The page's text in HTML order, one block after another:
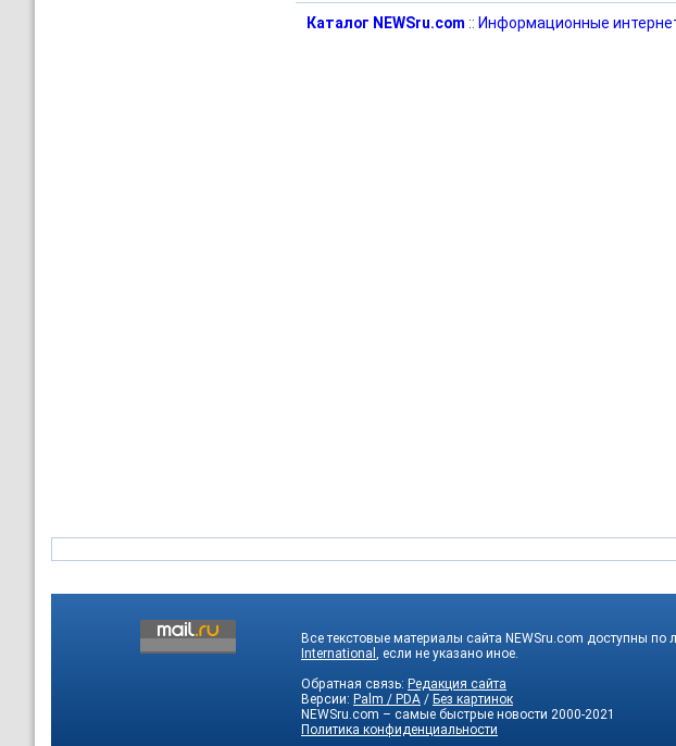
Каталог NEWSru.com :: Информационные
Все текстовые материалы сайта NEWSru.com доступны по
International , если не указано иное.
Обратная связь: Редакция сайта
Версии: Palm / PDA / Без картинок
NEWSru.com – самые быстрые новости 2000-2021
Политика конфиденциальности